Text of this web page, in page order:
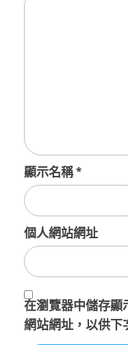
顯示名稱*
個人網站網址
在瀏覽器中儲存顯
網站網址，以供下